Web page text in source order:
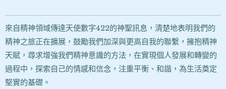
來自精神領域傳達天使數字422的神聖訊息，清楚地表明我們的
精神之旅正在擴展，鼓勵我們加深與更高自我的聯繫，擁抱精神
天賦，尋求增強我們精神意識的方法，在實現個人發展和轉變的
過程中，探索自己的情感和信念，注重平衡、和諧，為生活奠定
堅實的基礎。